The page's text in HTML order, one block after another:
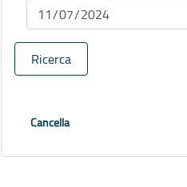
Ricerca
Cancella